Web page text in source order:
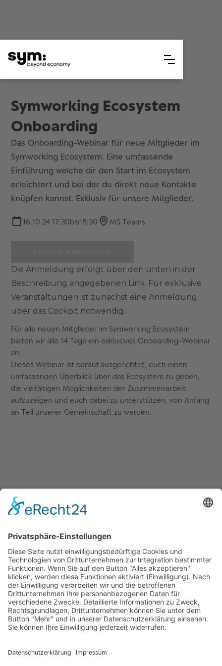
Symworking Ecosystem
Onboarding
Das Onboarding-Webinar für neue Mitglieder im
Symworking Ecosystem. Eine umfassende
Einführung welche dir den Start im Ecosystem
erleichtert und bei der du direkt neue Kontakte
knüpfen kannst. Exklusiv für unsere Mitglieder.
16.10.24 17:30bis18:30 MS Teams
Die Anmeldung erfolgt über den unten in der
Beschreibung angegebenen Link. Für exklusive
Veranstaltungen ist zunächst eine Anmeldung
über das Cockpit notwendig.
Für alle neuen Mitglieder im Symworking Ecosystem
bieten wir alle 14 Tage ein exklusives Onboarding-Webinar
an.
Dieses Webinar ist darauf ausgerichtet, euch einen
umfassenden Überblick über das Ecosystem zu geben,
die vielfältigen Möglichkeiten der Zusammenarbeit
aufzuzeigen und euch dabei zu unterstützen, von Anfang
an Teil unserer Gemeinschaft zu werden.
Quicklinks
Symworking Ecosystem
Mitglied werden
Social Media
Zu LinkedIn